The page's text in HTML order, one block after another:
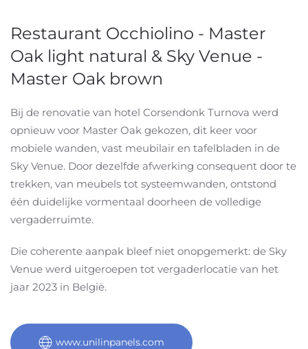
Restaurant Occhiolino - Master
Oak light natural & Sky Venue -
Master Oak brown
Bij de renovatie van hotel Corsendonk Turnova werd
opnieuw voor Master Oak gekozen, dit keer voor
mobiele wanden, vast meubilair en tafelbladen in de
Sky Venue. Door dezelfde afwerking consequent door te
trekken, van meubels tot systeemwanden, ontstond
één duidelijke vormentaal doorheen de volledige
vergaderruimte.
Die coherente aanpak bleef niet onopgemerkt: de Sky
Venue werd uitgeroepen tot vergaderlocatie van het
jaar 2023 in België.
www.unilinpanels.com